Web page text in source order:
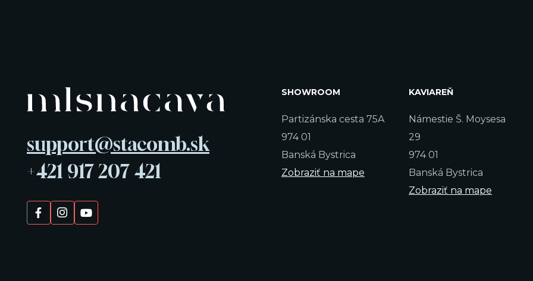
support@stacomb.sk
+421 917 207 421
SHOWROOM
Partizánska cesta 75A
974 01
Banská Bystrica
Zobraziť na mape
KAVIAREŇ
Námestie Š. Moysesa
29
974 01
Banská Bystrica
Zobraziť na mape